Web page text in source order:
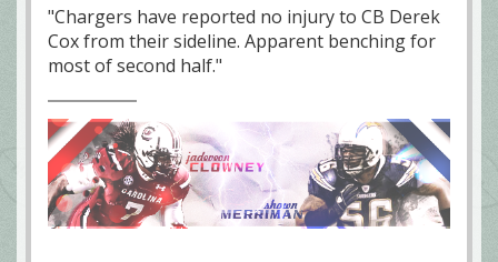
"Chargers have reported no injury to CB Derek
Cox from their sideline. Apparent benching for
most of second half."